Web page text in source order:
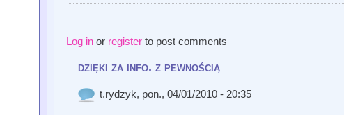
Log inor registerto post comments
dzięki za info. z pewnością
t.rydzyk, pon., 04/01/2010 - 20:35